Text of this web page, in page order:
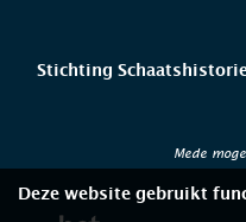
Stichting
Mede
Deze website gebruikt